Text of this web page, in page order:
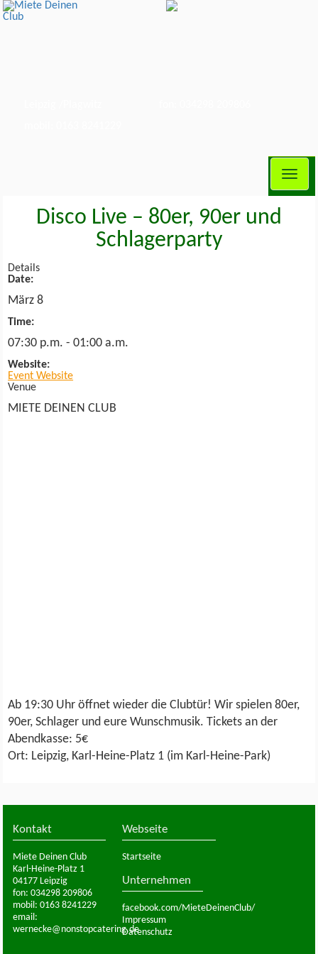
Disco Live – 80er, 90er und
Schlagerparty
Details
Date:
März 8
Time:
07:30 p.m. - 01:00 a.m.
Website:
Event Website
Venue
MIETE DEINEN CLUB
Ab 19:30 Uhr öffnet wieder die Clubtür! Wir spielen 80er,
90er, Schlager und eure Wunschmusik. Tickets an der
Abendkasse: 5€
Ort: Leipzig, Karl-Heine-Platz 1 (im Karl-Heine-Park)
Kontakt
Miete Deinen Club
Karl-Heine-Platz 1
04177 Leipzig
fon: 034298 209806
mobil: 0163 8241229
email:
wernecke@nonstopcatering.de
Webseite
Startseite
Unternehmen
facebook.com/MieteDeinenClub/
Impressum
Datenschutz